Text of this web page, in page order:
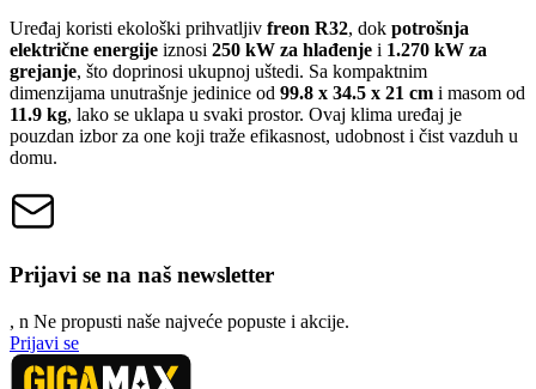
Uređaj koristi ekološki prihvatljiv freon R32, dok potrošnja
električne energije iznosi 250 kW za hlađenje i 1.270 kW za
grejanje, što doprinosi ukupnoj uštedi. Sa kompaktnim
dimenzijama unutrašnje jedinice od 99.8 x 34.5 x 21 cm i masom od
11.9 kg, lako se uklapa u svaki prostor. Ovaj klima uređaj je
pouzdan izbor za one koji traže efikasnost, udobnost i čist vazduh u
domu.
Prijavi se na naš newsletter
, n Ne propusti naše najveće popuste i akcije.
Prijavi se